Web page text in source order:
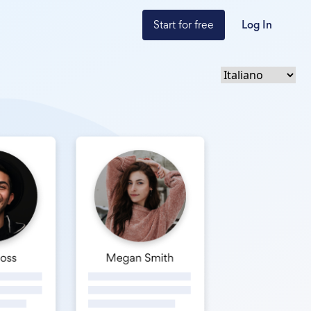
Start for free Log In